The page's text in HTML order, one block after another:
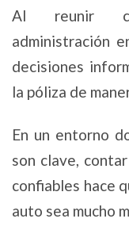
Al reunir
administración
decisiones
la póliza de
En un entorno
son clave,
confiables hace
auto sea mucho